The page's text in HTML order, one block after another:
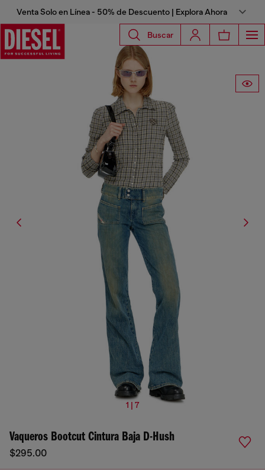
Venta Solo en Línea - 50% de Descuento | Explora Ahora
Buscar
1 | 7
Vaqueros Bootcut Cintura Baja D-Hush
$295.00